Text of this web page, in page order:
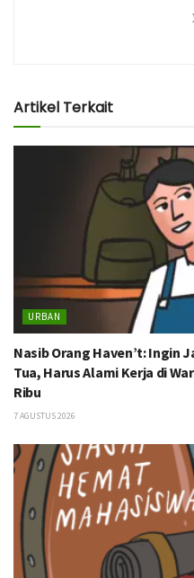
Artikel Terkait
URBAN
Nasib Orang Haven’t: Ingin
Tua, Harus Alami Kerja di
Ribu
7 AGUSTUS 2026